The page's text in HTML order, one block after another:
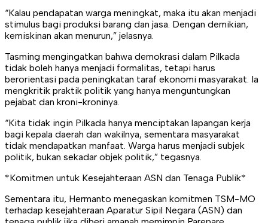
“Kalau pendapatan warga meningkat, maka itu akan menjadi
stimulus bagi produksi barang dan jasa. Dengan demikian,
kemiskinan akan menurun,” jelasnya.
Tasming mengingatkan bahwa demokrasi dalam Pilkada
tidak boleh hanya menjadi formalitas, tetapi harus
berorientasi pada peningkatan taraf ekonomi masyarakat. Ia
mengkritik praktik politik yang hanya menguntungkan
pejabat dan kroni-kroninya.
“Kita tidak ingin Pilkada hanya menciptakan lapangan kerja
bagi kepala daerah dan wakilnya, sementara masyarakat
tidak mendapatkan manfaat. Warga harus menjadi subjek
politik, bukan sekadar objek politik,” tegasnya.
*Komitmen untuk Kesejahteraan ASN dan Tenaga Publik*
Sementara itu, Hermanto menegaskan komitmen TSM-MO
terhadap kesejahteraan Aparatur Sipil Negara (ASN) dan